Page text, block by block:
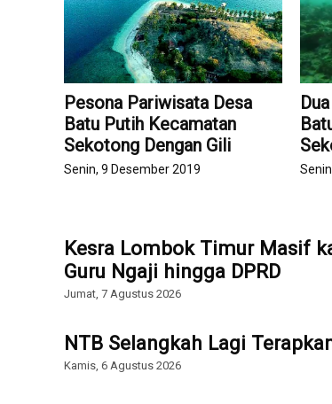
Pesona Pariwisata Desa
Batu Putih Kecamatan
Sekotong Dengan Gili
Senin, 9 Desember 2019
Kesra Lombok Timur Masif
Guru Ngaji hingga DPRD
Jumat, 7 Agustus 2026
NTB Selangkah Lagi
Kamis, 6 Agustus 2026